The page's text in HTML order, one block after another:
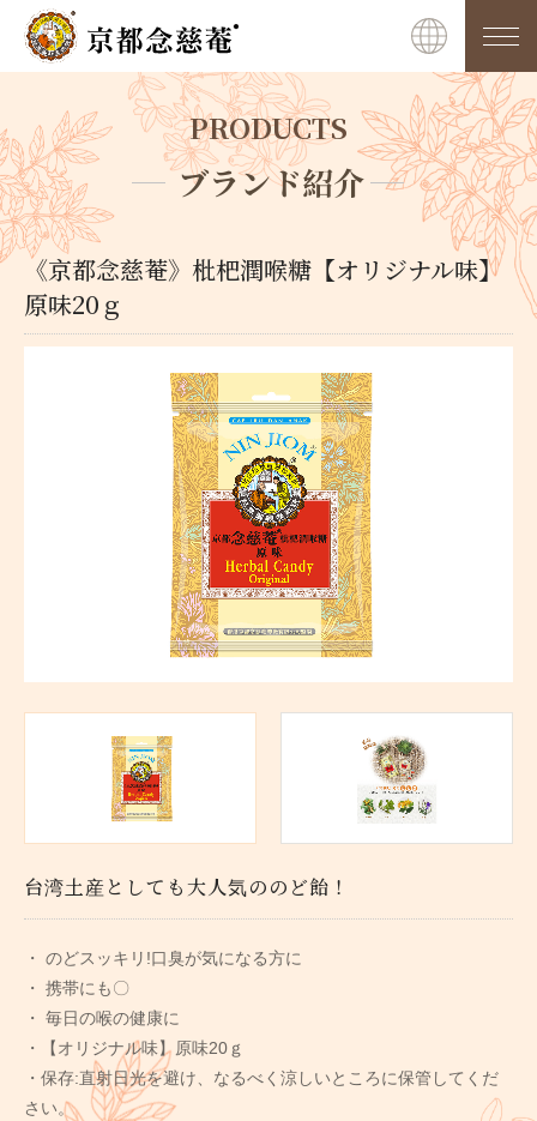
PRODUCTS
ブランド紹介
《京都念慈菴》枇杷潤喉糖【オリジナル味】
原味20ｇ
台湾土産としても大人気ののど飴！
・ のどスッキリ!口臭が気になる方に
・ 携帯にも〇
・ 毎日の喉の健康に
・【オリジナル味】原味20ｇ
・保存:直射日光を避け、なるべく涼しいところに保管してくだ
さい。